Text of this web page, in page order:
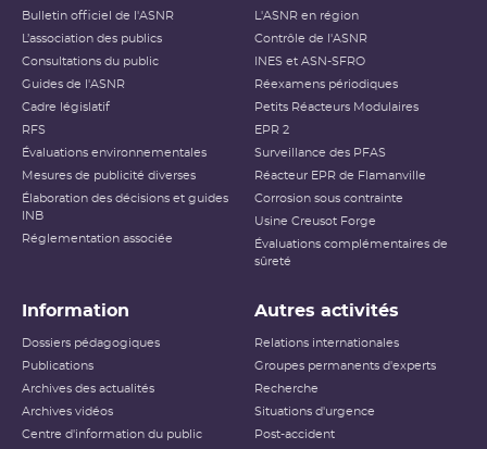
Bulletin officiel de l'ASNR
L’association des publics
Consultations du public
Guides de l'ASNR
Cadre législatif
RFS
Évaluations environnementales
Mesures de publicité diverses
Élaboration des décisions et guides
INB
Réglementation associée
L'ASNR en région
Contrôle de l'ASNR
INES et ASN-SFRO
Réexamens périodiques
Petits Réacteurs Modulaires
EPR 2
Surveillance des PFAS
Réacteur EPR de Flamanville
Corrosion sous contrainte
Usine Creusot Forge
Évaluations complémentaires de
sûreté
Information
Dossiers pédagogiques
Publications
Archives des actualités
Archives vidéos
Centre d'information du public
Autres activités
Relations internationales
Groupes permanents d'experts
Recherche
Situations d'urgence
Post-accident